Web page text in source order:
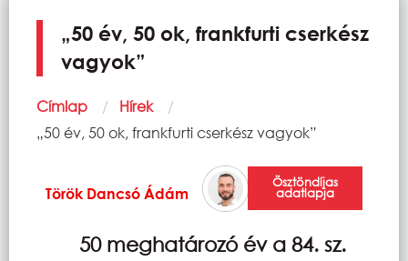
„50 év, 50 ok, frankfurti cserkész
vagyok”
Morzsa
Címlap
Hírek
Current:
„50 év, 50 ok, frankfurti cserkész vagyok”
Török Dancsó Ádám
Ösztöndíjas
adatlapja
50 meghatározó év a 84. sz.